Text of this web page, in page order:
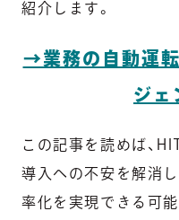
紹介します。
→業務の自動運
ジェ
この記事を読めば、
導入への不安を解消
率化を実現できる可